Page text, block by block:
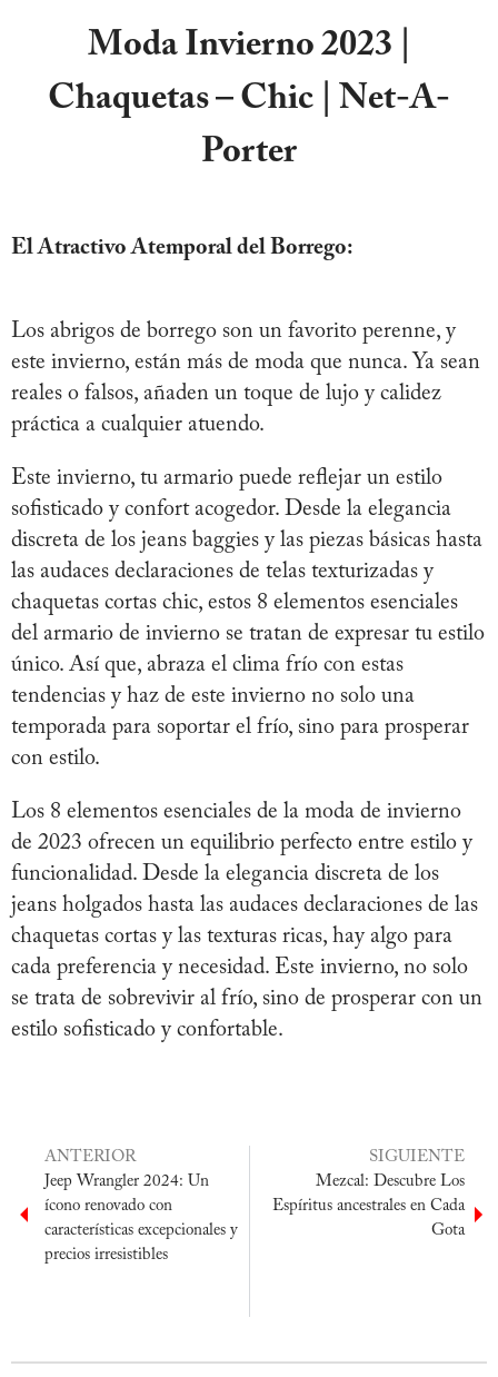
Moda Invierno 2023 |
Chaquetas – Chic | Net-A-
Porter
El Atractivo Atemporal del Borrego:
Los abrigos de borrego son un favorito perenne, y
este invierno, están más de moda que nunca. Ya sean
reales o falsos, añaden un toque de lujo y calidez
práctica a cualquier atuendo.
Este invierno, tu armario puede reflejar un estilo
sofisticado y confort acogedor. Desde la elegancia
discreta de los jeans baggies y las piezas básicas hasta
las audaces declaraciones de telas texturizadas y
chaquetas cortas chic, estos 8 elementos esenciales
del armario de invierno se tratan de expresar tu estilo
único. Así que, abraza el clima frío con estas
tendencias y haz de este invierno no solo una
temporada para soportar el frío, sino para prosperar
con estilo.
Los 8 elementos esenciales de la moda de invierno
de 2023 ofrecen un equilibrio perfecto entre estilo y
funcionalidad. Desde la elegancia discreta de los
jeans holgados hasta las audaces declaraciones de las
chaquetas cortas y las texturas ricas, hay algo para
cada preferencia y necesidad. Este invierno, no solo
se trata de sobrevivir al frío, sino de prosperar con un
estilo sofisticado y confortable.
ANTERIOR
Jeep Wrangler 2024: Un
ícono renovado con
características excepcionales y
precios irresistibles
SIGUIENTE
Mezcal: Descubre Los
Espíritus ancestrales en Cada
Gota